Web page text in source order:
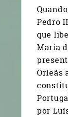
Pedro
que
Maria
Orleãs
por